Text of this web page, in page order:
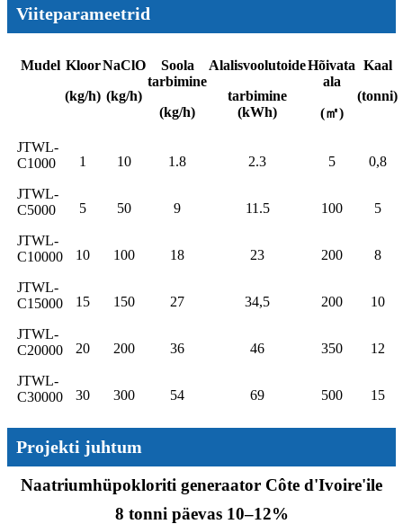
Viiteparameetrid
Mudel Kloor
(kg/h)
NaClO
(kg/h)
Soola
tarbimine
(kg/h)
Alalisvoolutoide
tarbimine
(kWh)
Hõivata
ala
(㎡)
Kaal
(tonni)
JTWL-
C1000
1 10 1.8 2.3 5 0,8
JTWL-
C5000
5 50 9 11.5 100 5
JTWL-
C10000
10 100 18 23 200 8
JTWL-
C15000
15 150 27 34,5 200 10
JTWL-
C20000
20 200 36 46 350 12
JTWL-
C30000
30 300 54 69 500 15
Projekti juhtum
Naatriumhüpokloriti generaator Côte d'Ivoire'ile
8 tonni päevas 10–12%